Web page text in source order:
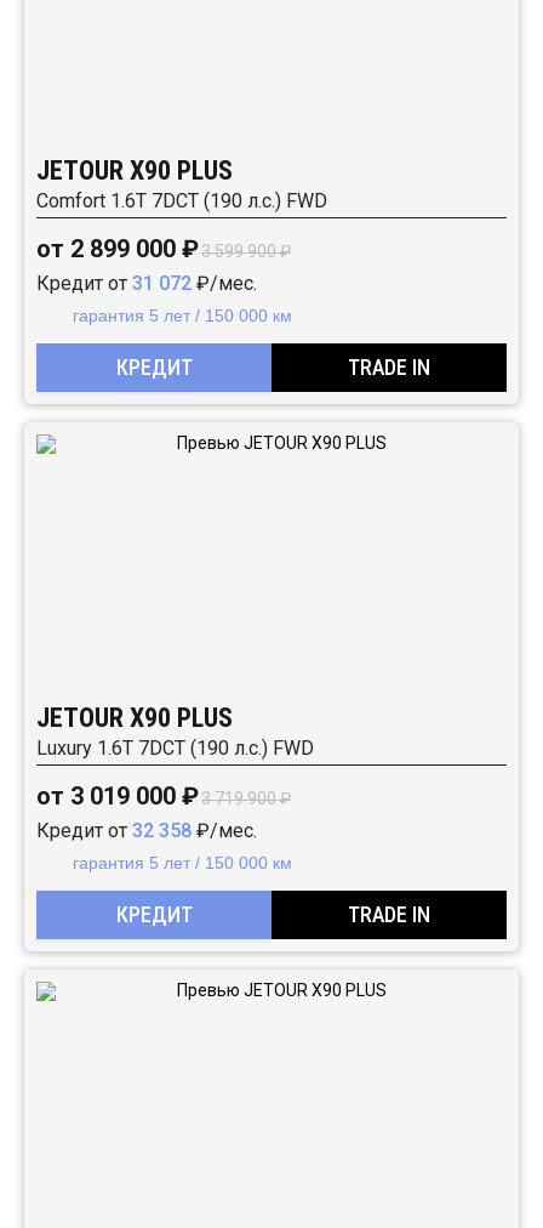
JETOUR X90 PLUS
Comfort 1.6T 7DCT (190 л.с.) FWD
от 2 899 000 ₽3 599 900 ₽
Кредит от 31 072 ₽/мес.
гарантия 5 лет / 150 000 км
КРЕДИТ TRADE IN
JETOUR X90 PLUS
Luxury 1.6T 7DCT (190 л.с.) FWD
от 3 019 000 ₽3 719 900 ₽
Кредит от 32 358 ₽/мес.
гарантия 5 лет / 150 000 км
КРЕДИТ TRADE IN